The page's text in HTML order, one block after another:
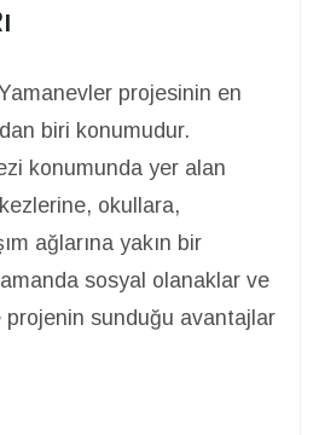
projesinin en
biri konumudur.
konumunda yer alan
okullara,
ağlarına yakın bir
sosyal olanaklar ve
sunduğu avantajlar